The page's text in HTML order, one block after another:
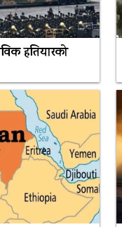
हतियारको